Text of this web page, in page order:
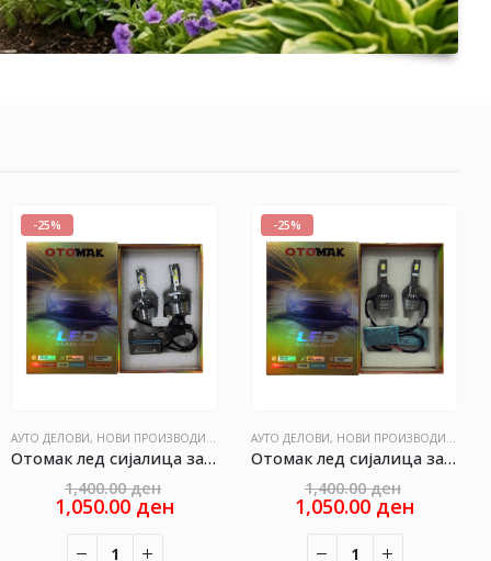
,СИТЕ ПРОИЗВОДИ
-25%
АУТО ДЕЛОВИ, НОВИ ПРОИЗВОДИ,ПРОМОЦИИ ,СИТЕ ПРОИЗВОДИ
Отомак лед сијалица за магленка H11 5000W 2ком.
1,400.00ден
price
1,050.00 ден
-25%
АУТО ДЕЛОВИ, НОВИ ПРОИЗВОДИ,
Отомак лед сијалица за магленка 9006 5000W 2ком.
1,400.00ден
price
1,050.00 ден